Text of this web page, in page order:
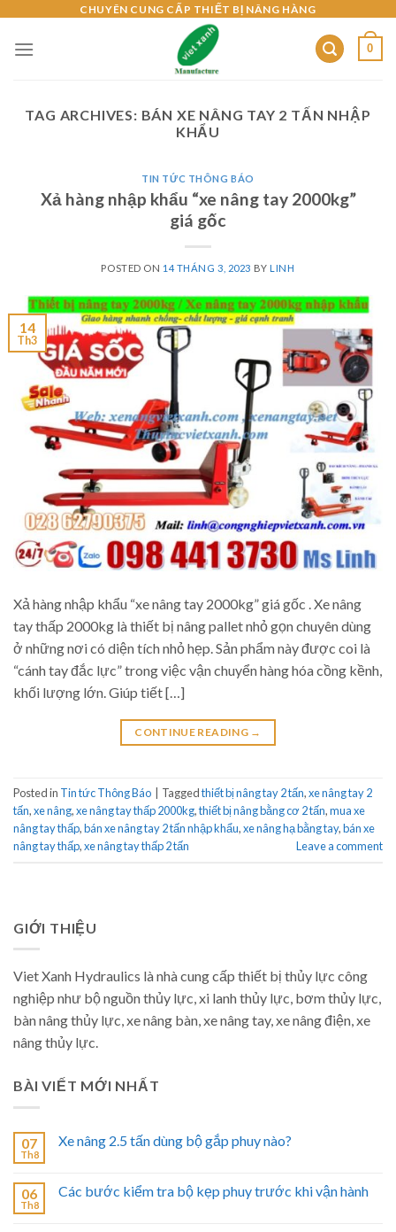
content
CHUYÊN CUNG CẤP THIẾT BỊ NÂNG HÀNG
0
TAG ARCHIVES: BÁN XE NÂNG TAY 2 TẤN NHẬP
KHẨU
TIN TỨC THÔNG BÁO
Xả hàng nhập khẩu “xe nâng tay 2000kg”
giá gốc
POSTED ON 14 THÁNG 3, 2023 BYLINH
14
Th3
Xả hàng nhập khẩu “xe nâng tay 2000kg” giá gốc . Xe nâng
tay thấp 2000kg là thiết bị nâng pallet nhỏ gọn chuyên dùng
ở những nơi có diện tích nhỏ hẹp. Sản phẩm này được coi là
“cánh tay đắc lực” trong việc vận chuyển hàng hóa cồng kềnh,
khối lượng lớn. Giúp tiết […]
CONTINUE READING →
Posted in Tin tức Thông Báo Taggedthiết bị nâng tay 2 tấn,xe nâng tay 2
tấn,xe nâng,xe nâng tay thấp 2000kg,thiết bị nâng bằng cơ 2 tấn,mua xe
nâng tay thấp,bán xe nâng tay 2 tấn nhập khẩu,xe nâng hạ bằng tay,bán xe
nâng tay thấp,xe nâng tay thấp 2 tấn Leave a comment
GIỚI THIỆU
Viet Xanh Hydraulics là nhà cung cấp thiết bị thủy lực công
nghiệp như bộ nguồn thủy lực, xi lanh thủy lực, bơm thủy lực,
bàn nâng thủy lực, xe nâng bàn, xe nâng tay, xe nâng điện, xe
nâng thủy lực.
BÀI VIẾT MỚI NHẤT
07
Th8
Xe nâng 2.5 tấn dùng bộ gắp phuy nào?
06
Th8
Các bước kiểm tra bộ kẹp phuy trước khi vận hành